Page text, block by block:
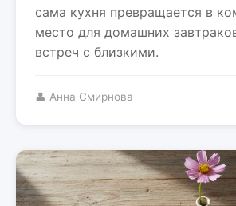
сама кухня превращается в
место для домашних
встреч с близкими.
👤 Анна Смирнова